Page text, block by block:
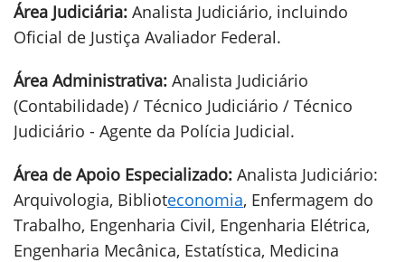
Área Judiciária: Analista Judiciário, incluindo
Oficial de Justiça Avaliador Federal.
Área Administrativa: Analista Judiciário
(Contabilidade) / Técnico Judiciário / Técnico
Judiciário - Agente da Polícia Judicial.
Área de Apoio Especializado: Analista Judiciário:
Arquivologia, Biblioteconomia, Enfermagem do
Trabalho, Engenharia Civil, Engenharia Elétrica,
Engenharia Mecânica, Estatística, Medicina